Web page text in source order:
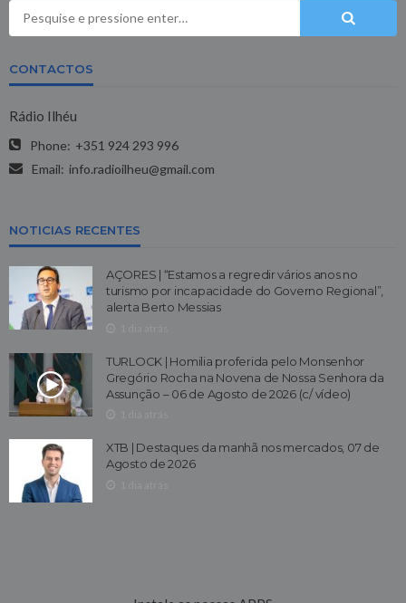
CONTACTOS
Rádio Ilhéu
Phone: +351 924 293 996
Email: info.radioilheu@gmail.com
NOTICIAS RECENTES
AÇORES | “Estamos a regredir vários anos no
turismo por incapacidade do Governo Regional”,
alerta Berto Messias
TURLOCK | Homilia proferida pelo Monsenhor
Gregório Rocha na Novena de Nossa Senhora da
Assunção – 06 de Agosto de 2026 (c/ vídeo)
XTB | Destaques da manhã nos mercados, 07 de
Agosto de 2026